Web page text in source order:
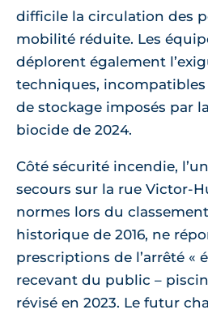
difficile la circulation des
mobilité réduite. Les
déplorent également
techniques, incompatibles
de stockage imposés par
biocide de 2024.
Côté sécurité incendie,
secours sur la rue Victor-
normes lors du
historique de 2016, ne
prescriptions de l’arrêté «
recevant du public –
révisé en 2023. Le futur